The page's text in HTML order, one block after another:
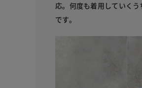
応。何度も着用していく
です。